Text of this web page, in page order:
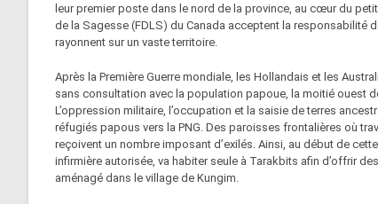
leur premier poste dans le nord de la province, au cœur du
de la Sagesse (FDLS) du Canada acceptent la responsabilité
rayonnent sur un vaste territoire.
Après la Première Guerre mondiale, les Hollandais et les
sans consultation avec la population papoue, la moitié ouest
L’oppression militaire, l’occupation et la saisie de terres
réfugiés papous vers la PNG. Des paroisses frontalières où
reçoivent un nombre imposant d’exilés. Ainsi, au début de
infirmière autorisée, va habiter seule à Tarakbits afin d’offrir
aménagé dans le village de Kungim.